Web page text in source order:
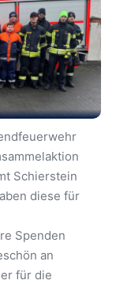
Schierstein
diese für
Spenden
an
für die